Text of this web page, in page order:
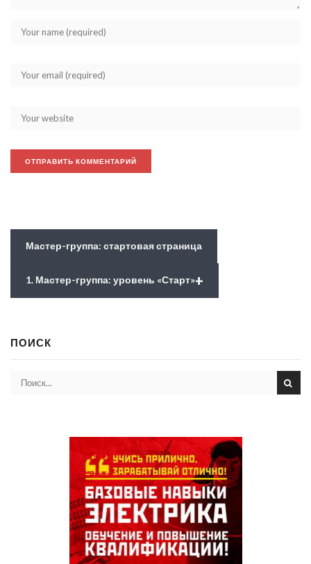
Мастер-группа: стартовая страница
+
1. Мастер-группа: уровень «Старт»
ПОИСК